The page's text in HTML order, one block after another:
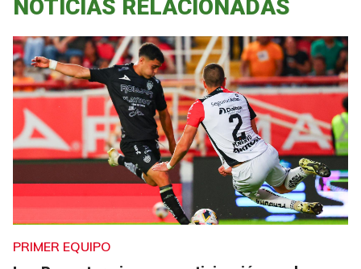
NOTICIAS RELACIONADAS
PRIMER EQUIPO